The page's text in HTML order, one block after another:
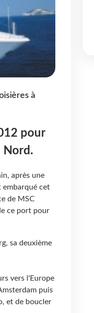
à
pour
Nord.
après une
embarqué cet
de MSC
ce port pour
sa deuxième
vers l'Europe
puis
et de boucler